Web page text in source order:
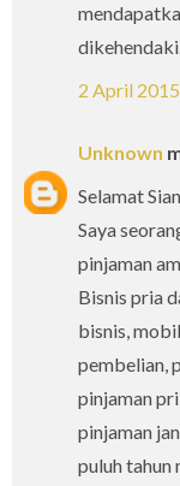
2 April
Unknown
Selamat
Saya
pinjaman
Bisnis pria
bisnis, mobil
pembelian,
pinjaman
pinjaman
puluh tahun